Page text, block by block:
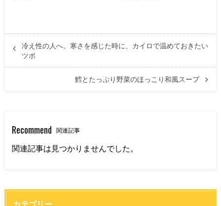
冷え性の人へ。寒さを感じた時に、カイロで温めておきたい
ツボ
鱈とたっぷり野菜のほっこり和風スープ
Recommend 関連記事
関連記事は見つかりませんでした。
カテゴリー